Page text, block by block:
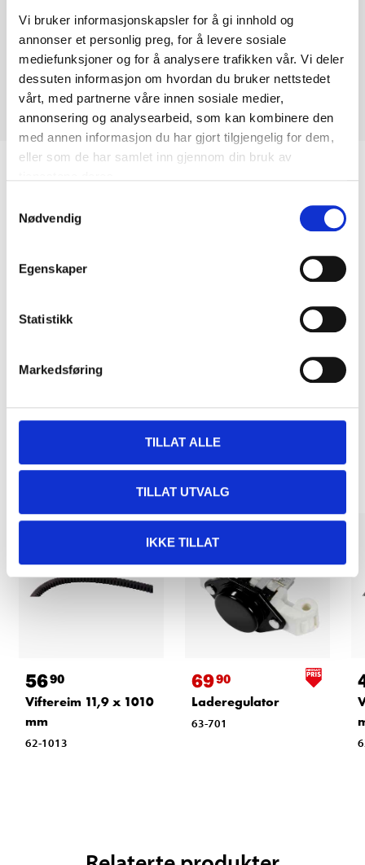
Vi bruker informasjonskapsler for å gi innhold og
annonser et personlig preg, for å levere sosiale
mediefunksjoner og for å analysere trafikken vår. Vi deler
dessuten informasjon om hvordan du bruker nettstedet
vårt, med partnerne våre innen sosiale medier,
annonsering og analysearbeid, som kan kombinere den
med annen informasjon du har gjort tilgjengelig for dem,
eller som de har samlet inn gjennom din bruk av
Nødvendig
Egenskaper
Statistikk
Markedsføring
TILLAT ALLE
TILLAT UTVALG
IKKE TILLAT
Andre kunder har også kjøpt
5690
Viftereim 11,9 x 1010
mm
62-1013
6990
Laderegulator
63-701